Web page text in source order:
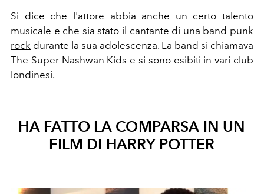
Si dice che l'attore abbia anche un certo talento
musicale e che sia stato il cantante di una band punk
rock durante la sua adolescenza. La band si chiamava
The Super Nashwan Kids e si sono esibiti in vari club
londinesi.
HA FATTO LA COMPARSA IN UN
FILM DI HARRY POTTER